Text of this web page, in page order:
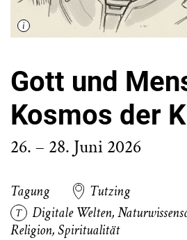
Gott und
Kosmos der
26. – 28. Juni 2026
Tagung
Tutzing
Digitale Welten,
Religion,Spiritualität